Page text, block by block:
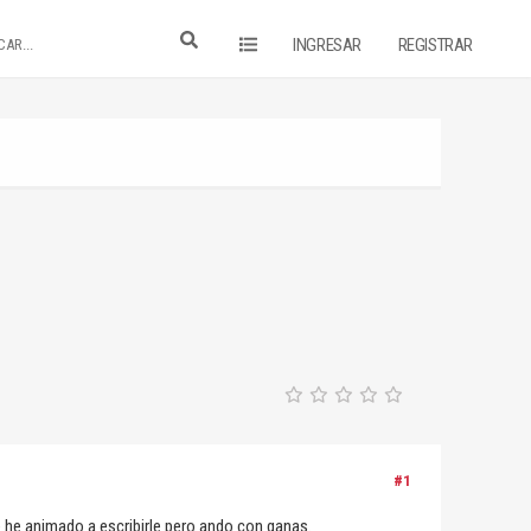
INGRESAR REGISTRAR
#1
animado a escribirle pero ando con ganas.